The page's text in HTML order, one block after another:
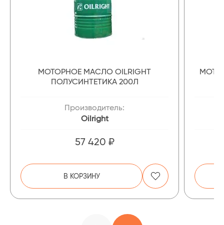
МОТОРНОЕ МАСЛО OILRIGHT
ПОЛУСИНТЕТИКА 200Л
Производитель:
Oilright
57 420 ₽
В КОРЗИНУ